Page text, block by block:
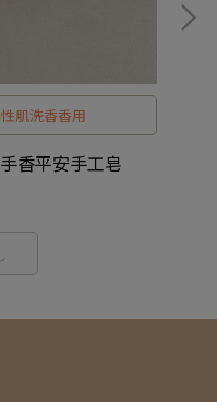
肌洗香香用
香平安手工皂